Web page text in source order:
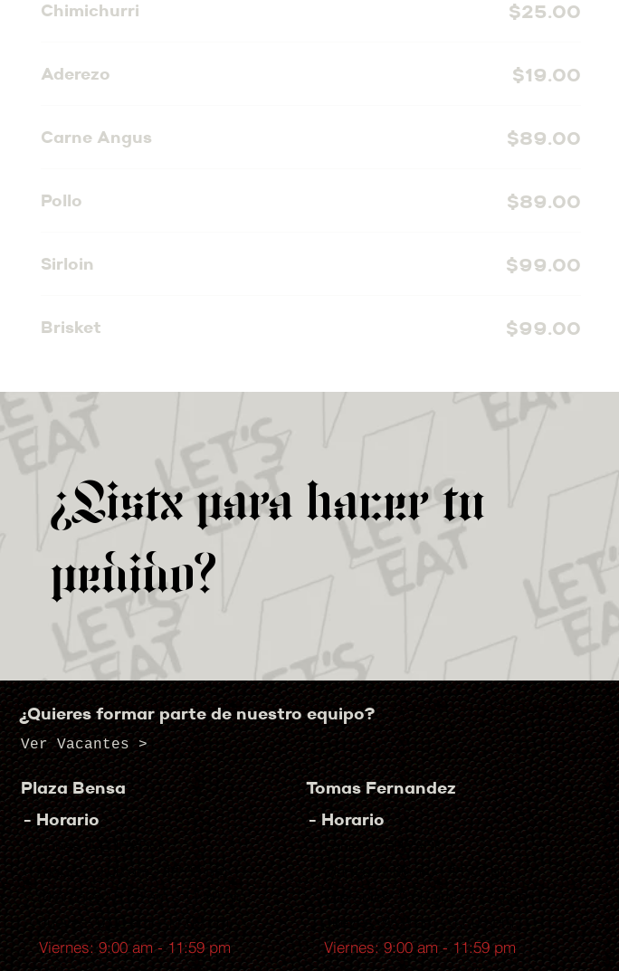
Chimichurri $25.00
Aderezo $19.00
Carne Angus $89.00
Pollo $89.00
Sirloin $99.00
Brisket $99.00
¿Listx para hacer tu
pedido?
¿Quieres formar parte de nuestro equipo?
Ver Vacantes >
Plaza Bensa
- Horario
Lunes: CERRADO
Martes: 9:00 am - 11:00 pm
Miércoles: 9:00 am - 11:00 pm
Jueves: 9:00 am - 11:00 pm
Viernes: 9:00 am - 11:59 pm
Tomas Fernandez
- Horario
Lunes: CERRADO
Martes: 9:00 am - 11:00 pm
Miércoles: 9:00 am - 11:00 pm
Jueves: 9:00 am - 11:00 pm
Viernes: 9:00 am - 11:59 pm